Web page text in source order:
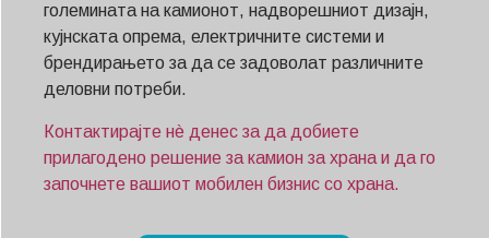
големината на камионот, надворешниот дизајн,
кујнската опрема, електричните системи и
брендирањето за да се задоволат различните
деловни потреби.
Контактирајте нè денес за да добиете
прилагодено решение за камион за храна и да го
започнете вашиот мобилен бизнис со храна.